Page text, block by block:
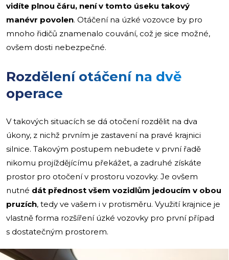
vidíte plnou čáru, není v tomto úseku takový
manévr povolen. Otáčení na úzké vozovce by pro
mnoho řidičů znamenalo couvání, což je sice možné,
ovšem dosti nebezpečné.
Rozdělení otáčení na dvě
operace
V takových situacích se dá otočení rozdělit na dva
úkony, z nichž prvním je zastavení na pravé krajnici
silnice. Takovým postupem nebudete v první řadě
nikomu projíždějícímu překážet, a zadruhé získáte
prostor pro otočení v prostoru vozovky. Je ovšem
nutné dát přednost všem vozidlům jedoucím v obou
pruzích, tedy ve vašem i v protisměru. Využití krajnice je
vlastně forma rozšíření úzké vozovky pro první případ
s dostatečným prostorem.